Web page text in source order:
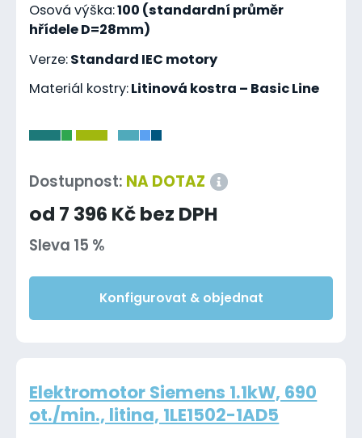
Osová výška:100 (standardní průměr
hřídele D=28mm)
Verze:Standard IEC motory
Materiál kostry:Litinová kostra – Basic Line
Dostupnost: NA DOTAZ
od 7 396 Kč bez DPH
Sleva 15 %
Konfigurovat & objednat
Elektromotor Siemens 1.1kW, 690
ot./min., litina, 1LE1502-1AD5